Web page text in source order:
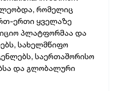
რომელიც
ერთი ყველაზე
პლატფორმაა და
სახელმწიფო
საერთაშორისო
და გლობალური